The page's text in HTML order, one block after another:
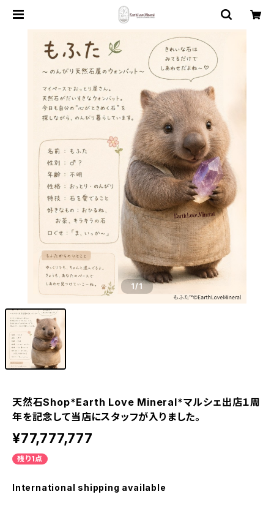
1/1
天然石Shop*Earth Love Mineral*マルシェ出店１周
年を記念して当店にスタッフが入りました。
¥77,777,777
残り1点
International shipping available